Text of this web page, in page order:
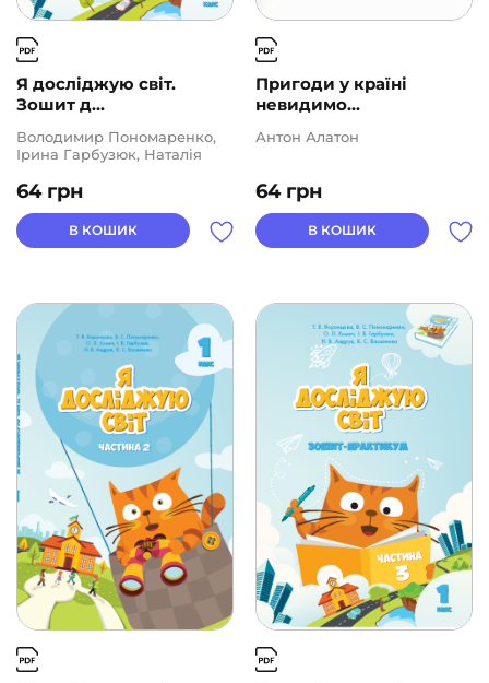
Я досліджую світ.
Зошит д...
64 грн
Володимир Пономаренко,
Ірина Гарбузюк, Наталія
Тетяна Воронцова
В КОШИК
Пригоди у країні
невидимо...
64 грн
Антон Алатон
В КОШИК